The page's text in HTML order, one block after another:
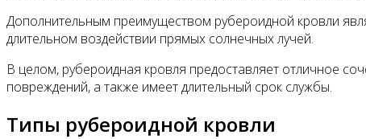
Дополнительным преимуществом рубероидной кровли
длительном воздействии прямых солнечных лучей.
В целом, рубероидная кровля предоставляет отличное
повреждений, а также имеет длительный срок службы.
Типы рубероидной кровли